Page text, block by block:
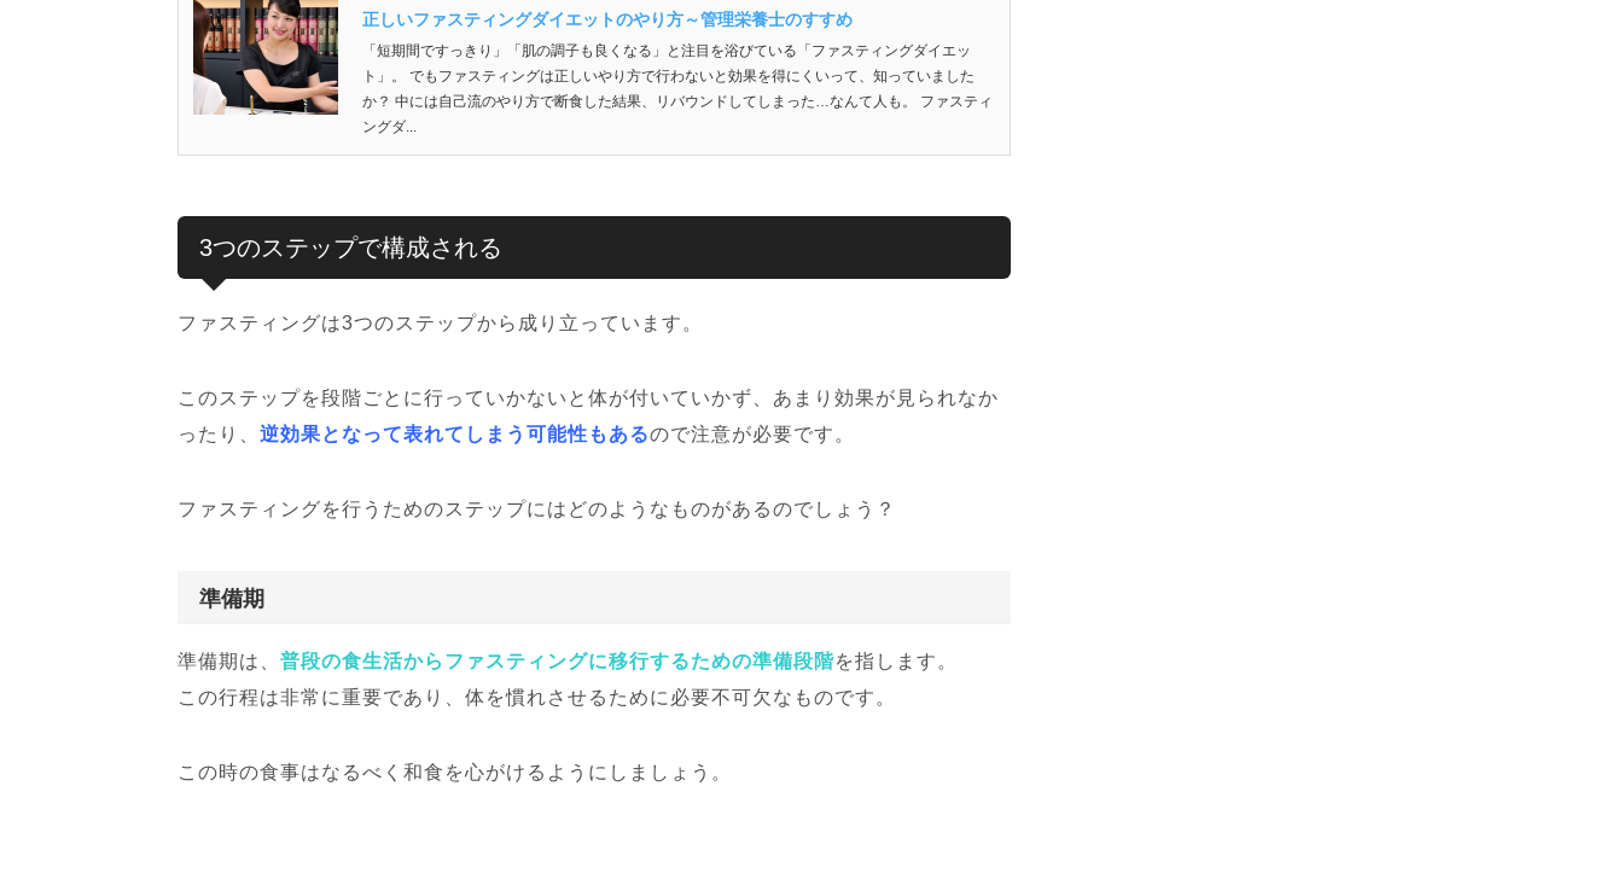
正しいファスティングダイエットのやり方～管理栄養士のすすめ
「短期間ですっきり」「肌の調子も良くなる」と注目を浴びている「ファスティングダイエッ
ト」。 でもファスティングは正しいやり方で行わないと効果を得にくいって、知っていました
か？ 中には自己流のやり方で断食した結果、リバウンドしてしまった…なんて人も。 ファスティ
ングダ...
3つのステップで構成される
ファスティングは3つのステップから成り立っています。
このステップを段階ごとに行っていかないと体が付いていかず、あまり効果が見られなか
ったり、 逆効果となって表れてしまう可能性もあるので注意が必要です。
ファスティングを行うためのステップにはどのようなものがあるのでしょう？
準備期
準備期は、 普段の食生活からファスティングに移行するための準備段階を指します。
この行程は非常に重要であり、体を慣れさせるために必要不可欠なものです。
この時の食事はなるべく和食を心がけるようにしましょう。